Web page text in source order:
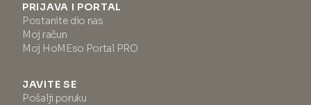
PRIJAVA I PORTAL
Postanite dio nas
Moj račun
Moj HoMEso Portal PRO
JAVITE SE
Pošalji poruku